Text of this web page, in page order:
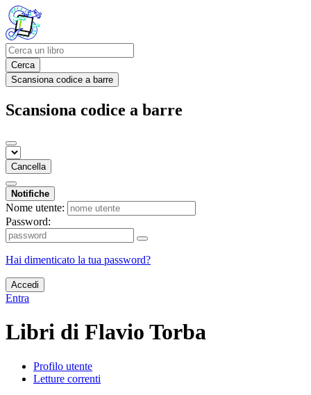
Cerca
Scansiona codice a barre
Scansiona codice a barre
Cancella
Notifiche
Nome utente:
Password:
Hai dimenticato la tua password?
Accedi
Entra
Libri di Flavio Torba
Profilo utente
Letture correnti